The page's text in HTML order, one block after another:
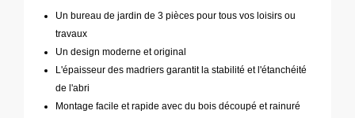
Un bureau de jardin de 3 pièces pour tous vos loisirs ou
travaux
Un design moderne et original
L'épaisseur des madriers garantit la stabilité et l'étanchéité
de l'abri
Montage facile et rapide avec du bois découpé et rainuré